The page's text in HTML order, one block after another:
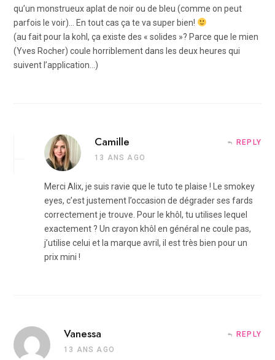
qu’un monstrueux aplat de noir ou de bleu (comme on peut
parfois le voir)… En tout cas ça te va super bien!
(au fait pour la kohl, ça existe des « solides »? Parce que le mien
(Yves Rocher) coule horriblement dans les deux heures qui
suivent l’application…)
Camille
13 ANS AGO
REPLY
Merci Alix, je suis ravie que le tuto te plaise ! Le smokey
eyes, c’est justement l’occasion de dégrader ses fards
correctement je trouve. Pour le khôl, tu utilises lequel
exactement ? Un crayon khôl en général ne coule pas,
j’utilise celui et la marque avril, il est très bien pour un
prix mini !
Vanessa
13 ANS AGO
REPLY